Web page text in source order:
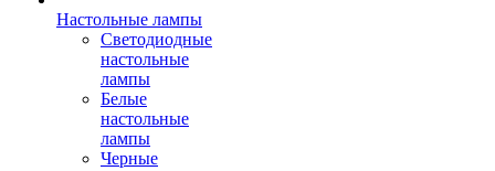
Настольные лампы
Светодиодные
настольные
лампы
Белые
настольные
лампы
Черные